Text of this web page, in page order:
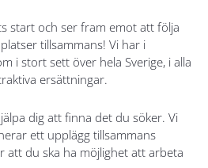
start och ser fram emot att följa
tillsammans! Vi har i
i stort sett över hela Sverige, i alla
ersättningar.
dig att finna det du söker. Vi
ett upplägg tillsammans
att du ska ha möjlighet att arbeta